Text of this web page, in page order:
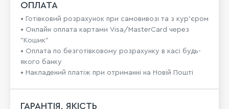
ОПЛАТА
• Готівковий розрахунок при самовивозі та з кур’єром
• Онлайн оплата картами Visa/MasterCard через
"Кошик"
• Оплата по безготівковому розрахунку в касі будь-
якого банку
• Накладений платіж при отриманні на Новій Пошті
ГАРАНТІЯ, ЯКІСТЬ